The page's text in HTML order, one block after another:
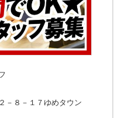
－８－１７ゆめタウン